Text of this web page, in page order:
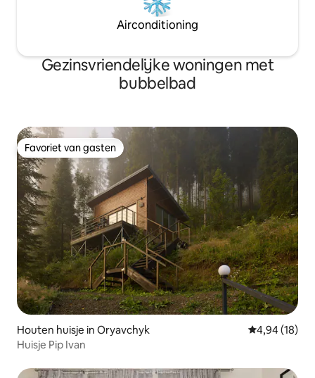
Airconditioning
Gezinsvriendelijke woningen met
bubbelbad
Favoriet van gasten
Favoriet van gasten
Houten huisje in Oryavchyk Gemiddelde
4,94 (18)
Huisje Pip Ivan